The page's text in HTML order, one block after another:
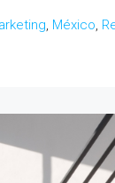
, México,